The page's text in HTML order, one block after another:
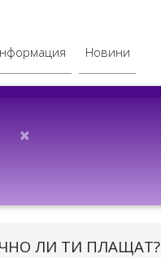
Новини
×
ЛИ ТИ ПЛАЩАТ?